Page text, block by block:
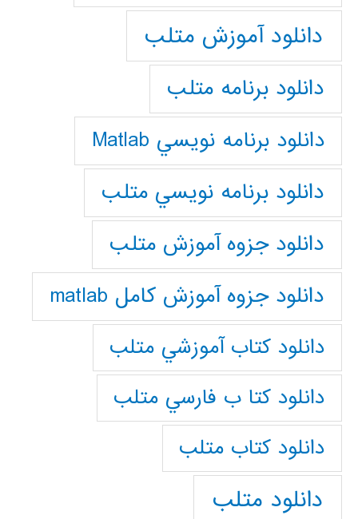
دانلود آموزش متلب
دانلود برنامه متلب
دانلود برنامه نويسي Matlab
دانلود برنامه نويسي متلب
دانلود جزوه آموزش متلب
دانلود جزوه آموزش کامل matlab
دانلود كتاب آموزشي متلب
دانلود كتا ب فارسي متلب
دانلود كتاب متلب
دانلود متلب